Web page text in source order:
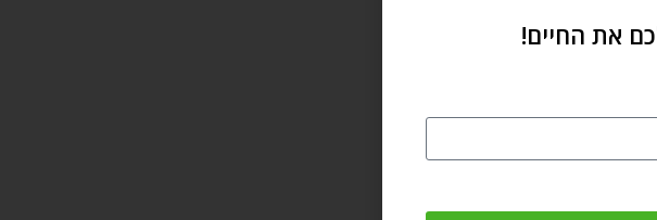
של חורבן
אמנם הייתה
את החיים!